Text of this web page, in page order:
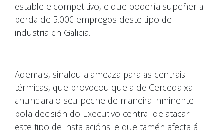
estable e competitivo, e que podería supoñer a
perda de 5.000 empregos deste tipo de
industria en Galicia.
Ademais, sinalou a ameaza para as centrais
térmicas, que provocou que a de Cerceda xa
anunciara o seu peche de maneira inminente
pola decisión do Executivo central de atacar
este tipo de instalacións; e que tamén afecta á